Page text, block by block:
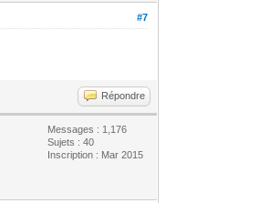
#7
Répondre
Messages : 1,176
Sujets : 40
Inscription : Mar 2015